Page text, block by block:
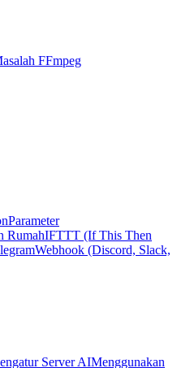
FFmpeg
Parameter
RumahIFTTT (If This Then
Webhook (Discord, Slack,
Server AIMenggunakan